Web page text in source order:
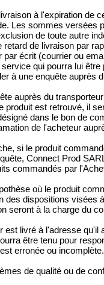
à l'expiration de
Les sommes versées
de toute autre
retard de livraison par
par écrit (courrier ou
service qui pourra lui
à une enquête auprès
auprès du
produit est retrouvé, il
dans le bon de
de l'acheteur
si le produit
Connect Prod
commandés par
où le produit
des dispositions visées
seront à la charge du
est livré à l'adresse qu'il
être tenu pour
erronée ou incomplète.
de qualité ou de